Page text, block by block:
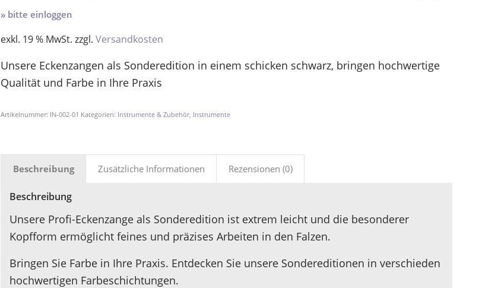
» bitte einloggen
exkl. 19 % MwSt. zzgl.Versandkosten
Unsere Eckenzangen als Sonderedition in einem schicken schwarz, bringen hochwertige
Qualität und Farbe in Ihre Praxis
Artikelnummer: IN-002-01 Kategorien: Instrumente & Zubehör, Instrumente
Beschreibung Zusätzliche Informationen Rezensionen (0)
Beschreibung
Unsere Profi-Eckenzange als Sonderedition ist extrem leicht und die besonderer
Kopfform ermöglicht feines und präzises Arbeiten in den Falzen.
Bringen Sie Farbe in Ihre Praxis. Entdecken Sie unsere Sondereditionen in verschieden
hochwertigen Farbeschichtungen.